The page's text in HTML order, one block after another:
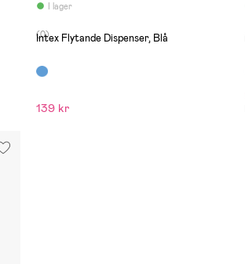
I lager
(0)
Intex Flytande Dispenser, Blå
139 kr